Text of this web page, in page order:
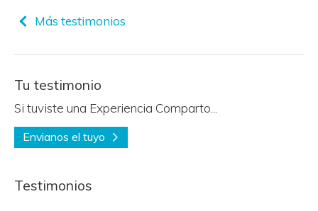
Más testimonios
Tu testimonio
Si tuviste una Experiencia Comparto...
Envianos el tuyo
Testimonios